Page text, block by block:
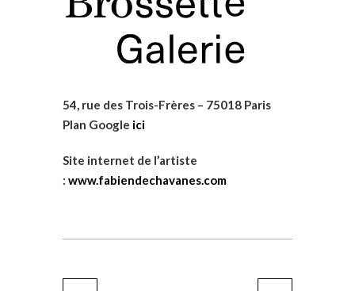
54, rue des Trois-Frères – 75018 Paris
Plan Google ici
Site internet de l’artiste
: www.fabiendechavanes.com